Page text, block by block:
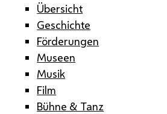
Übersicht
Geschichte
Förderungen
Museen
Musik
Film
Bühne & Tanz